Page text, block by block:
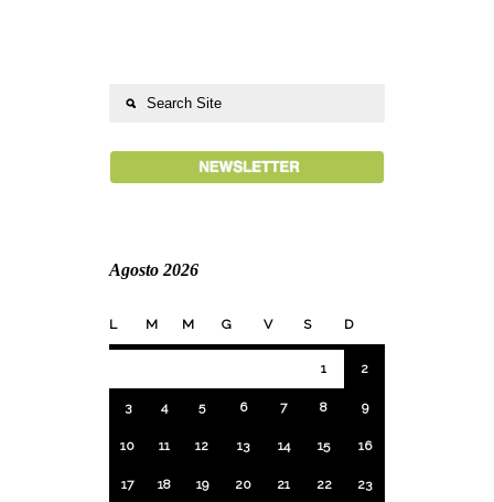
Agosto 2026
L M M G V S D
1 2
3 4 5 6 7 8 9
10 11 12 13 14 15 16
17 18 19 20 21 22 23